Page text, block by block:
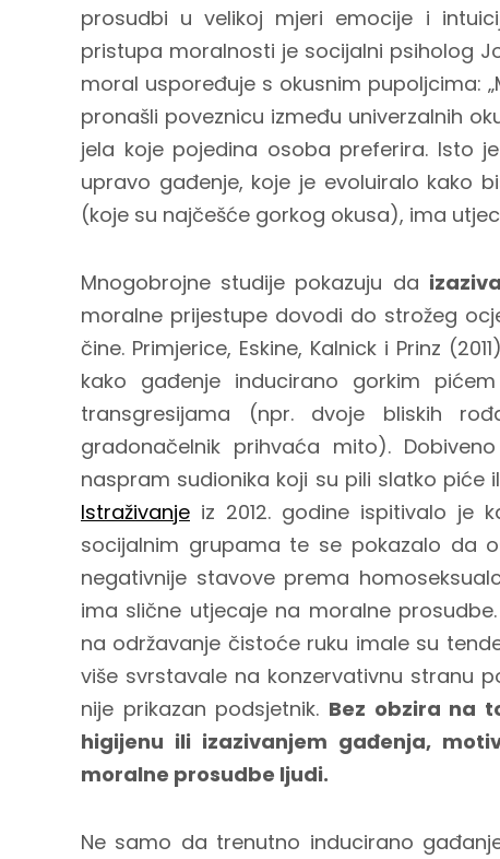
prosudbi u velikoj mjeri emocije i
pristupa moralnosti je socijalni psiholog
moral uspoređuje s okusnim pupoljcima:
pronašli poveznicu između univerzalnih
jela koje pojedina osoba preferira. Isto
upravo gađenje, koje je evoluiralo kako
(koje su najčešće gorkog okusa), ima
Mnogobrojne studije pokazuju da
moralne prijestupe dovodi do strožeg
čine. Primjerice, Eskine, Kalnick i Prinz
kako gađenje inducirano gorkim
transgresijama (npr. dvoje bliskih
gradonačelnik prihvaća mito).
naspram sudionika koji su pili slatko piće
Istraživanje iz 2012. godine ispitivalo je
socijalnim grupama te se pokazalo da
negativnije stavove prema
ima slične utjecaje na moralne
na održavanje čistoće ruku imale su
više svrstavale na konzervativnu stranu
nije prikazan podsjetnik. Bez obzira na
higijenu ili izazivanjem gađenja,
moralne prosudbe ljudi.
Ne samo da trenutno inducirano